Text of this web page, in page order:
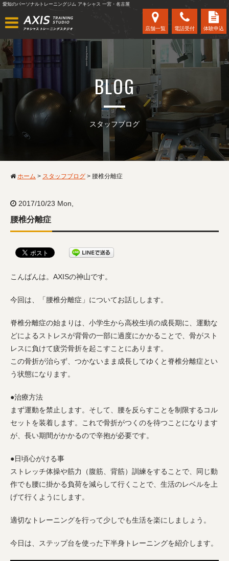
愛知のパーソナルトレーニングジム アキシャス 一宮・名古屋
店舗一覧 電話受付 体験申込
BLOG
スタッフブログ
ホーム > スタッフブログ > 腰椎分離症
2017/10/23 Mon,
腰椎分離症
こんばんは。AXISの神山です。
今回は、「腰椎分離症」についてお話しします。
脊椎分離症の始まりは、小学生から高校生頃の成長期に、運動な
どによるストレスが背骨の一部に過度にかかることで、骨がスト
レスに負けて疲労骨折を起こすことにあります。
この骨折が治らず、つかないまま成長してゆくと脊椎分離症とい
う状態になります。
●治療方法
まず運動を禁止します。そして、腰を反らすことを制限するコル
セットを装着します。これで骨折がつくのを待つことになります
が、長い期間がかかるので辛抱が必要です。
●日頃心がける事
ストレッチ体操や筋力（腹筋、背筋）訓練をすることで、同じ動
作でも腰に掛かる負荷を減らして行くことで、生活のレベルを上
げて行くようにします。
適切なトレーニングを行って少しでも生活を楽にしましょう。
今日は、ステップ台を使った下半身トレーニングを紹介します。